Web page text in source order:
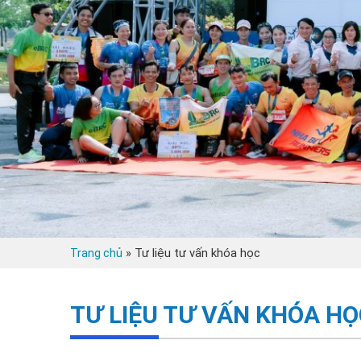
Trang chủ » Tư liệu tư vấn khóa học
TƯ LIỆU TƯ VẤN KHÓA